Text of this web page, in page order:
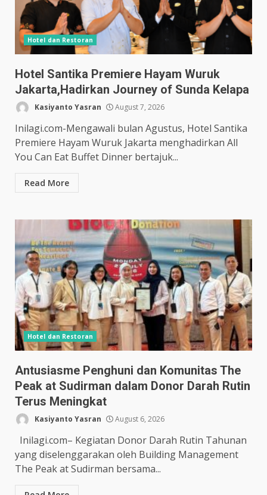
Hotel dan Restoran
Hotel Santika Premiere Hayam Wuruk
Jakarta,Hadirkan Journey of Sunda Kelapa
Kasiyanto Yasran August 7, 2026
Inilagi.com-Mengawali bulan Agustus, Hotel Santika
Premiere Hayam Wuruk Jakarta menghadirkan All
You Can Eat Buffet Dinner bertajuk...
Read More
Hotel dan Restoran
Antusiasme Penghuni dan Komunitas The
Peak at Sudirman dalam Donor Darah Rutin
Terus Meningkat
Kasiyanto Yasran August 6, 2026
Inilagi.com– Kegiatan Donor Darah Rutin Tahunan
yang diselenggarakan oleh Building Management
The Peak at Sudirman bersama...